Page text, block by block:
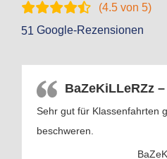
(4.5 von 5)
51 Google-Rezensionen
BaZeKiLLeRZz
Sehr gut für Klassenfahrten
beschweren.